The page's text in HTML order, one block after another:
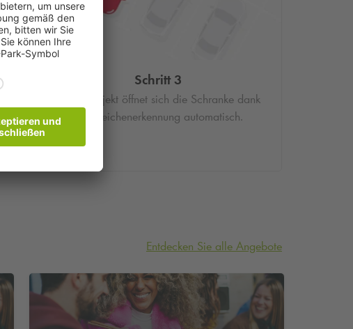
Schritt 3
Im Parkobjekt öffnet sich die Schranke dank
Kennzeichenerkennung automatisch.
Entdecken Sie alle Angebote